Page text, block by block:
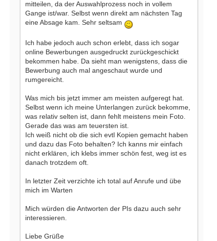
mitteilen, da der Auswahlprozess noch in vollem
Gange ist/war. Selbst wenn direkt am nächsten Tag
eine Absage kam. Sehr seltsam
Ich habe jedoch auch schon erlebt, dass ich sogar
online Bewerbungen ausgedruckt zurückgeschickt
bekommen habe. Da sieht man wenigstens, dass die
Bewerbung auch mal angeschaut wurde und
rumgereicht.
Was mich bis jetzt immer am meisten aufgeregt hat.
Selbst wenn ich meine Unterlangen zurück bekomme,
was relativ selten ist, dann fehlt meistens mein Foto.
Gerade das was am teuersten ist.
Ich weiß nicht ob die sich evtl Kopien gemacht haben
und dazu das Foto behalten? Ich kanns mir einfach
nicht erklären, ich klebs immer schön fest, weg ist es
danach trotzdem oft.
In letzter Zeit verzichte ich total auf Anrufe und übe
mich im Warten
Mich würden die Antworten der PIs dazu auch sehr
interessieren.
Liebe Grüße